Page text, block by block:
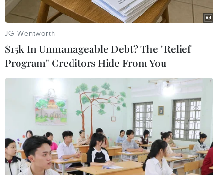
giữ mức thuế hiện tại.
JG Wentworth
$15k In Unmanageable Debt? The "Relief
Program" Creditors Hide From You